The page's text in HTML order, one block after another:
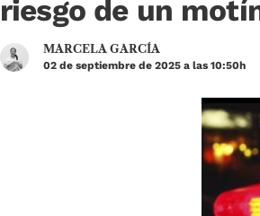
riesgo de un
MARCELA GARCÍA
02 de septiembre de 2025 a las 10:50h